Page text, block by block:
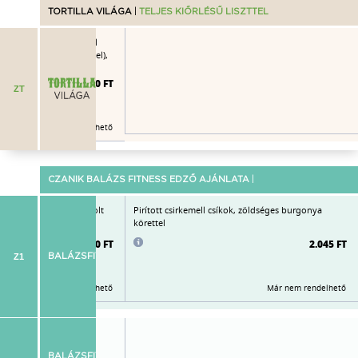
TORTILLA VILÁGA TELJES KIŐRLÉSŰ LISZTTEL
ZT
(fűszeres csirkemell
grillezett zöldségekkel),
2.580 FT
Már nem rendelhető
CZANIK BALÁZS FITNESS EDZŐ AJÁNLATA
Z1 BALÁZSFITNESS
fűszervajas párolt
2.080 FT
Már nem rendelhető
Pirított csirkemell csíkok, zöldséges burgonya
körettel
2.045 FT
Már nem rendelhető
BALÁZSFIT